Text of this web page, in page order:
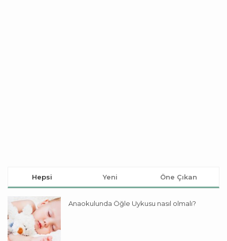
Hepsi Yeni Öne Çıkan
Anaokulunda Öğle Uykusu nasıl olmalı?